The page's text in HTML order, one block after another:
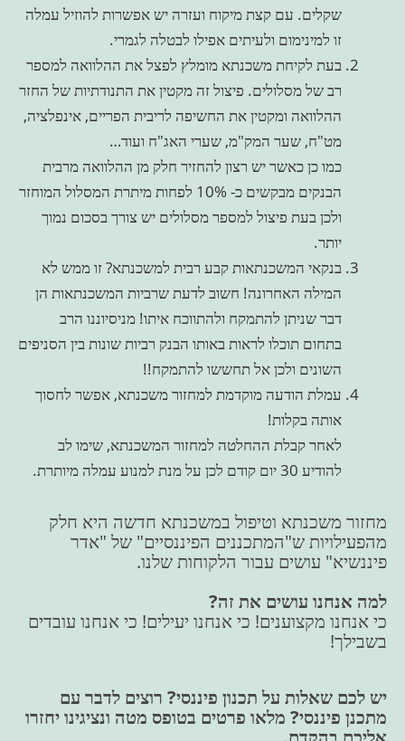
שקלים. עם קצת מיקוח ועזרה יש אפשרות להוזיל עמלה
זו למינימום ולעיתים אפילו לבטלה לגמרי.
בעת לקיחת משכנתא מומלץ לפצל את ההלוואה למספר
רב של מסלולים. פיצול זה מקטין את התנודתיות של החזר
ההלוואה ומקטין את החשיפה לריבית הפריים, אינפלציה,
מט"ח, שער המק"מ, שערי האג"ח ועוד…
כמו כן כאשר יש רצון להחזיר חלק מן ההלוואה מרבית
הבנקים מבקשים כ- 10% לפחות מיתרת המסלול המוחזר
ולכן בעת פיצול למספר מסלולים יש צורך בסכום נמוך
יותר.
בנקאי המשכנתאות קבע רבית למשכנתא? זו ממש לא
המילה האחרונה! חשוב לדעת שרביות המשכנתאות הן
דבר שניתן להתמקח ולהתווכח איתו! מניסיוננו הרב
בתחום תוכלו לראות באותו הבנק רביות שונות בין הסניפים
השונים ולכן אל תחששו להתמקח!!
עמלת הודעה מוקדמת למחזור משכנתא, אפשר לחסוך
אותה בקלות!
לאחר קבלת ההחלטה למחזור המשכנתא, שימו לב
להודיע 30 יום קודם לכן על מנת למנוע עמלה מיותרת.
מחזור משכנתא וטיפול במשכנתא חדשה היא חלק
מהפעילויות ש"המתכננים הפיננסיים" של "אדר
פיננשיא" עושים עבור הלקוחות שלנו.
למה אנחנו עושים את זה?
כי אנחנו מקצוענים! כי אנחנו יעילים! כי אנחנו עובדים
בשבילך!
יש לכם שאלות על תכנון פיננסי? רוצים לדבר עם
מתכנן פיננסי? מלאו פרטים בטופס מטה ונציגינו יחזרו